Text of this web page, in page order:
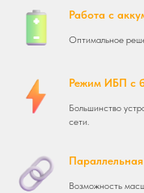
Работа с
Оптимальное
Режим ИБП с
Большинство
сети.
Возможность